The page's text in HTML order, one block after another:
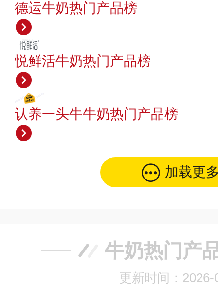
德运牛奶热门产品榜
悦鲜活牛奶热门产品榜
认养一头牛牛奶热门产品榜
加载更
牛奶热门产
更新时间：2026-